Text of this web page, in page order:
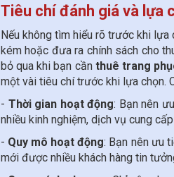
Tiêu chí đánh giá và lựa
Nếu không tìm hiểu rõ trước khi
kém hoặc đưa ra chính sách cho
bỏ qua khi bạn cần thuê trang
một vài tiêu chí trước khi lựa chọn.
- Thời gian hoạt động: Bạn nên
nhiều kinh nghiệm, dịch vụ cung
- Quy mô hoạt động: Bạn nên ưu
mới được nhiều khách hàng tin